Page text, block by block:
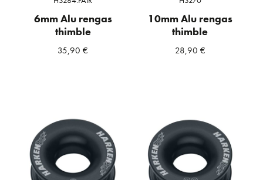
6mm Alu rengas
thimble
35,90€
10mm Alu rengas
thimble
28,90 €